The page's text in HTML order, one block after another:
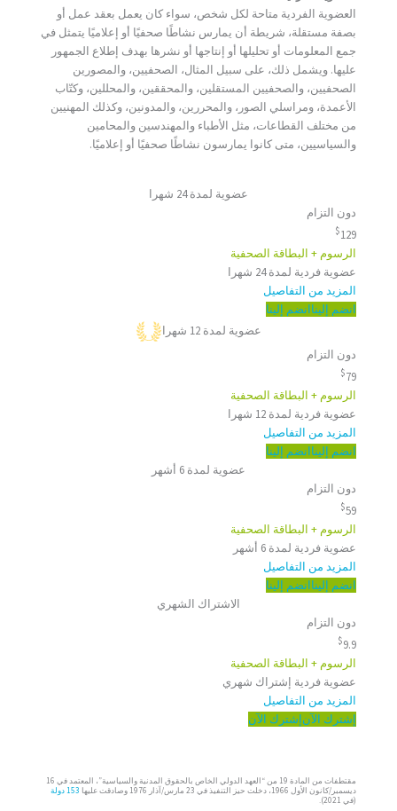
العضوية الفردية متاحة لكل شخص، سواء كان يعمل بعقد عمل أو
بصفة مستقلة، شريطة أن يمارس نشاطًا صحفيًا أو إعلاميًا يتمثل في
جمع المعلومات أو تحليلها أو إنتاجها أو نشرها بهدف إطلاع الجمهور
عليها. ويشمل ذلك، على سبيل المثال، الصحفيين، والمصورين
الصحفيين، والصحفيين المستقلين، والمحققين، والمحللين، وكتّاب
الأعمدة، ومراسلي الصور، والمحررين، والمدونين، وكذلك المهنيين
من مختلف القطاعات، مثل الأطباء والمهندسين والمحامين
والسياسيين، متى كانوا يمارسون نشاطًا صحفيًا أو إعلاميًا.
عضوية لمدة 24 شهرا
دون التزام
$129
الرسوم + البطاقة الصحفية
عضوية فردية لمدة 24 شهرا
المزيد من التفاصيل
انضم إليناانضم إلينا
عضوية لمدة 12 شهرا
دون التزام
$79
الرسوم + البطاقة الصحفية
عضوية فردية لمدة 12 شهرا
المزيد من التفاصيل
انضم إليناانضم إلينا
عضوية لمدة 6 أشهر
دون التزام
$59
الرسوم + البطاقة الصحفية
عضوية فردية لمدة 6 أشهر
المزيد من التفاصيل
انضم إليناانضم إلينا
الاشتراك الشهري
دون التزام
$9.9
الرسوم + البطاقة الصحفية
عضوية فردية إشتراك شهري
المزيد من التفاصيل
إشترك الآنإشترك الآن
مقتطفات من المادة 19 من “العهد الدولي الخاص بالحقوق المدنية والسياسية”، المعتمد في 16
ديسمبر/كانون الأول 1966، دخلت حيز التنفيذ في 23 مارس/آذار 1976 وصادقت عليها
153 دولة
(في 2021).